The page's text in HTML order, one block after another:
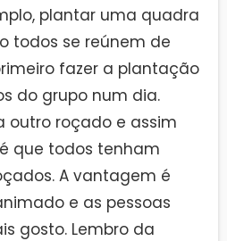
plantar uma quadra
todos se reúnem de
fazer a plantação
do grupo num dia.
outro roçado e assim
que todos tenham
A vantagem é
e as pessoas
gosto. Lembro da